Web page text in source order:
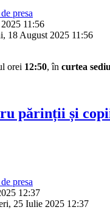
presa
11:56
18 August 2025 11:56
orei 12:50, în curtea
părinții și
presa
12:37
25 Iulie 2025 12:37